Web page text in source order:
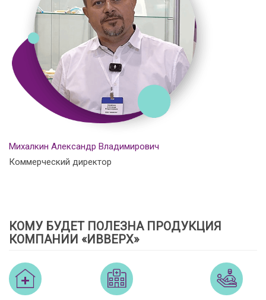
Михалкин Александр Владимирович
Коммерческий директор
КОМУ БУДЕТ ПОЛЕЗНА ПРОДУКЦИЯ
КОМПАНИИ «ИВВЕРХ»